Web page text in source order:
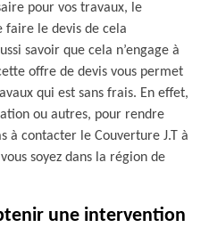
pour vos travaux, le
faire le devis de cela
savoir que cela n’engage à
offre de devis vous permet
qui est sans frais. En effet,
ou autres, pour rendre
à contacter le Couverture J.T à
soyez dans la région de
une intervention